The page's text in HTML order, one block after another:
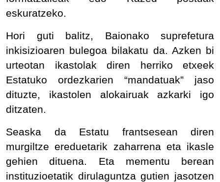
eskuratzeko.
Hori guti balitz, Baionako suprefetura
inkisizioaren bulegoa bilakatu da. Azken bi
urteotan ikastolak diren herriko etxeek
Estatuko ordezkarien “mandatuak” jaso
dituzte, ikastolen alokairuak azkarki igo
ditzaten.
Seaska da Estatu frantsesean diren
murgiltze ereduetarik zaharrena eta ikasle
gehien dituena. Eta mementu berean
instituzioetatik dirulaguntza gutien jasotzen